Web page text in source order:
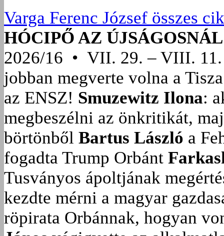
Varga Ferenc József összes
HÓCIPŐ AZ ÚJSÁGOSNÁL
2026/16 • VII. 29. – VIII. 11.
jobban megverte volna a
az ENSZ! Smuzewitz Ilona:
megbeszélni az önkritikát,
börtönből Bartus László a
fogadta Trump Orbánt
Tusványos ápoltjának
kezdte mérni a magyar
röpirata Orbánnak, hogyan